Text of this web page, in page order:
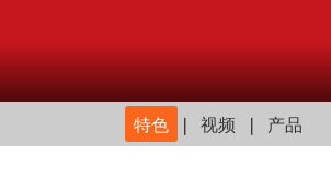
特色 视频 产品